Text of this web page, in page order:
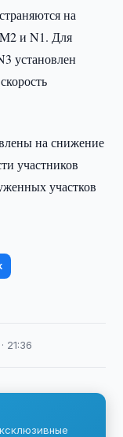
на
и N1. Для
установлен
на снижение
участников
участков
21:36